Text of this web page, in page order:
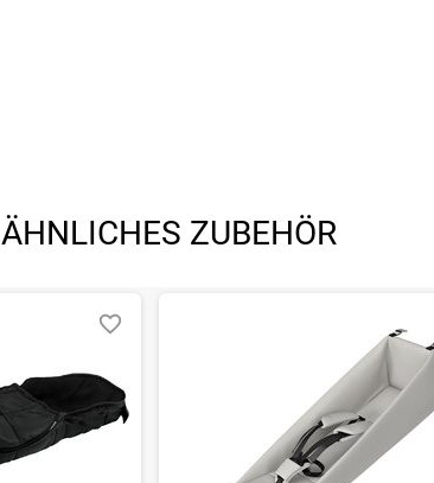
ÄHNLICHES ZUBEHÖR